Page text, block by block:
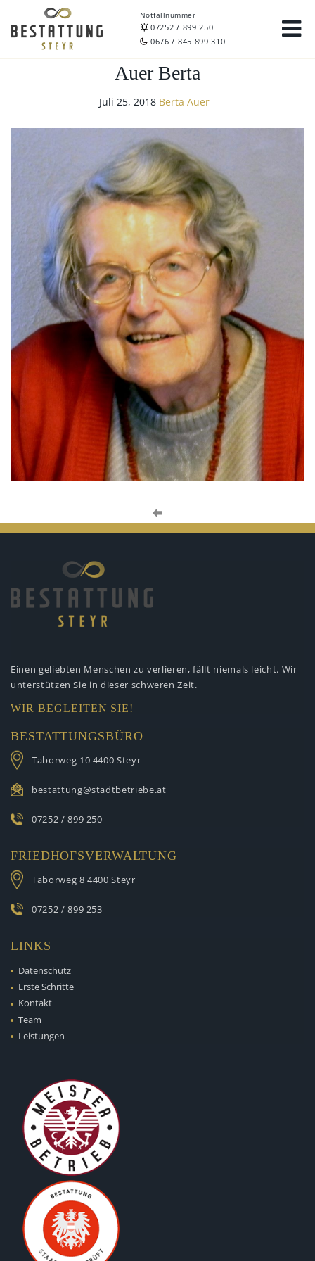
Notfallnummer
07252 / 899 250
0676 / 845 899 310
Auer Berta
Juli 25, 2018 Berta Auer
Einen geliebten Menschen zu verlieren, fällt niemals leicht. Wir
unterstützen Sie in dieser schweren Zeit.
WIR BEGLEITEN SIE!
BESTATTUNGSBÜRO
Taborweg 10 4400 Steyr
bestattung@stadtbetriebe.at
07252 / 899 250
FRIEDHOFSVERWALTUNG
Taborweg 8 4400 Steyr
07252 / 899 253
LINKS
Datenschutz
Erste Schritte
Kontakt
Team
Leistungen